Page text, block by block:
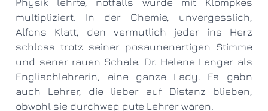
multipliziert. In der Chemie, unvergesslich,
Alfons Klatt, den vermutlich jeder ins Herz
schloss trotz seiner posaunenartigen Stimme
und sener rauen Schale. Dr. Helene Langer als
Englischlehrerin, eine ganze Lady. Es gabn
auch Lehrer, die lieber auf Distanz blieben,
obwohl sie durchweg gute Lehrer waren.